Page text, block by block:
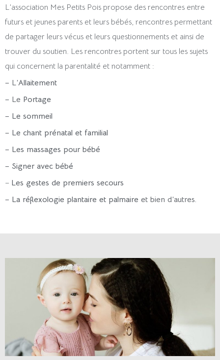
L’association Mes Petits Pois propose des rencontres entre
futurs et jeunes parents et leurs bébés, rencontres permettant
de partager leurs vécus et leurs questionnements et ainsi de
trouver du soutien. Les rencontres portent sur tous les sujets
qui concernent la parentalité et notamment :
– L’Allaitement
– Le Portage
– Le sommeil
– Le chant prénatal et familial
– Les massages pour bébé
– Signer avec bébé
– Les gestes de premiers secours
– La réflexologie plantaire et palmaire et bien d’autres.